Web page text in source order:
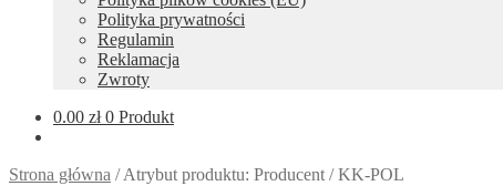
Polityka prywatności
Regulamin
Reklamacja
Zwroty
0.00 zł 0 Produkt
Strona główna /Atrybut produktu: Producent /KK-POL